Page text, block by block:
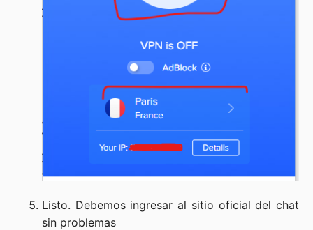
Listo. Debemos ingresar al sitio oficial del chat
sin problemas